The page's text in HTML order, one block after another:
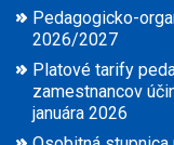
Pedagogicko-
2026/2027
Platové tarify
zamestnancov
januára 2026